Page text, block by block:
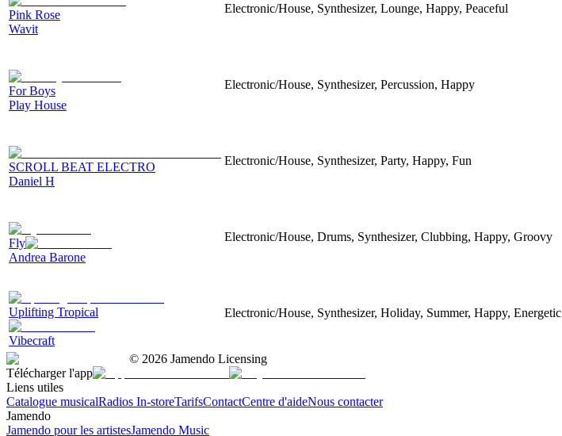
Pink Rose
Wavit
Electronic/House, Synthesizer, Lounge, Happy, Peaceful
For Boys
Play House
Electronic/House, Synthesizer, Percussion, Happy
SCROLL BEAT ELECTRO
Daniel H
Electronic/House, Synthesizer, Party, Happy, Fun
Fly
Andrea Barone
Electronic/House, Drums, Synthesizer, Clubbing, Happy, Groovy
Uplifting Tropical
Vibecraft
Electronic/House, Synthesizer, Holiday, Summer, Happy, Energetic
© 2026 Jamendo Licensing
Télécharger l'app
Liens utiles
Catalogue musicalRadios In-storeTarifsContactCentre d'aideNous contacter
Jamendo
Jamendo pour les artistesJamendo Music